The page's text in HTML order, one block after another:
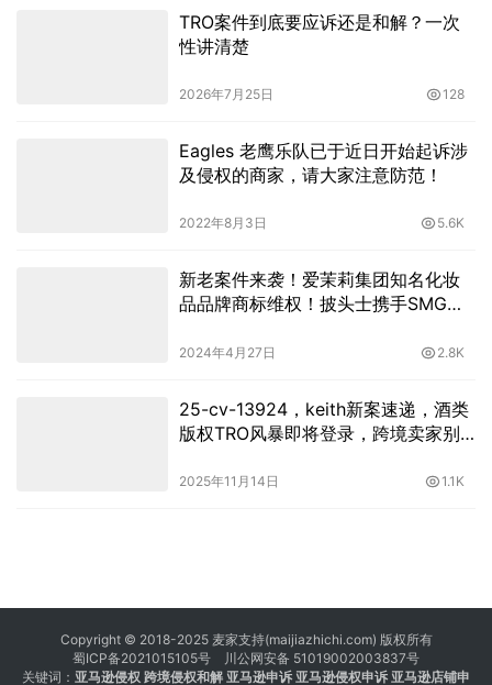
TRO案件到底要应诉还是和解？一次
性讲清楚
2026年7月25日 128
Eagles 老鹰乐队已于近日开始起诉涉
及侵权的商家，请大家注意防范！
2022年8月3日 5.6K
新老案件来袭！爱茉莉集团知名化妆
品品牌商标维权！披头士携手SMG再
2024年4月27日 2.8K
25-cv-13924，keith新案速递，酒类
版权TRO风暴即将登录，跨境卖家别
2025年11月14日 1.1K
Copyright © 2018-2025 麦家支持(maijiazhichi.com) 版权所有
蜀ICP备2021015105号
川公网安备 51019002003837号
关键词： 亚马逊侵权 跨境侵权和解 亚马逊申诉 亚马逊侵权申诉 亚马逊店铺申